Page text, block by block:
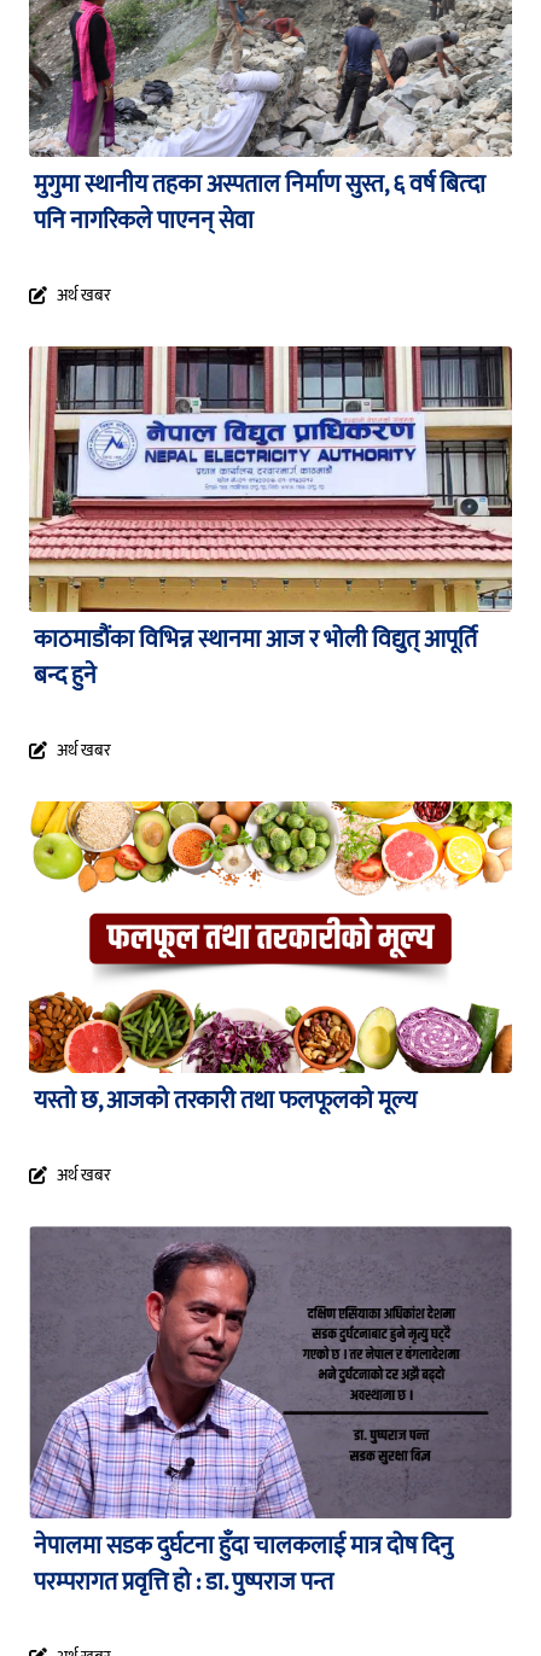
मुगुमा स्थानीय तहका अस्पताल निर्माण सुस्त, ६ वर्ष बित्दा
पनि नागरिकले पाएनन् सेवा
अर्थ खबर
काठमाडौंका विभिन्न स्थानमा आज र भोली विद्युत् आपूर्ति
बन्द हुने
अर्थ खबर
यस्तो छ, आजको तरकारी तथा फलफूलको मूल्य
अर्थ खबर
नेपालमा सडक दुर्घटना हुँदा चालकलाई मात्र दोष दिनु
परम्परागत प्रवृत्ति हो : डा. पुष्पराज पन्त